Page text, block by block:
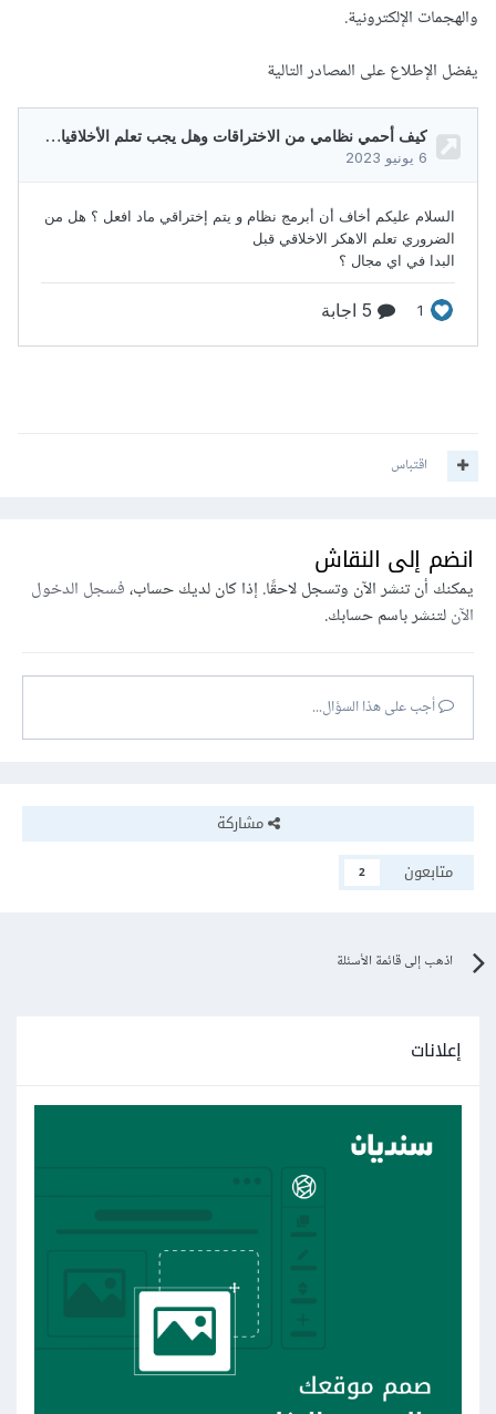
والهجمات الإلكترونية.
يفضل الإطلاع على المصادر التالية
اقتباس
انضم إلى النقاش
يمكنك أن تنشر الآن وتسجل لاحقًا. إذا كان لديك حساب،فسجل الدخول
الآنلتنشر باسم حسابك.
أجب على هذا السؤال...
مشاركة
متابعون
2
اذهب إلى قائمة الأسئلة
إعلانات